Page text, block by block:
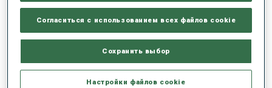
IBU Gender Equality Strategy 2021-2026
IBU Gender Equality Policy 2021 (Full version)
PDF of the IBU Dual Career Policy
Согласиться с использованием всех файлов cookie
Сохранить выбор
Настройки файлов cookie